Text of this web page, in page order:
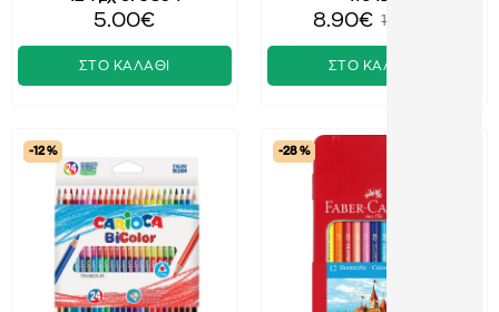
5.00€
ΣΤΟ ΚΑΛΑΘΙ
8.90€ 10.00€
ΣΤΟ ΚΑΛΑΘΙ
-12 % -28 %